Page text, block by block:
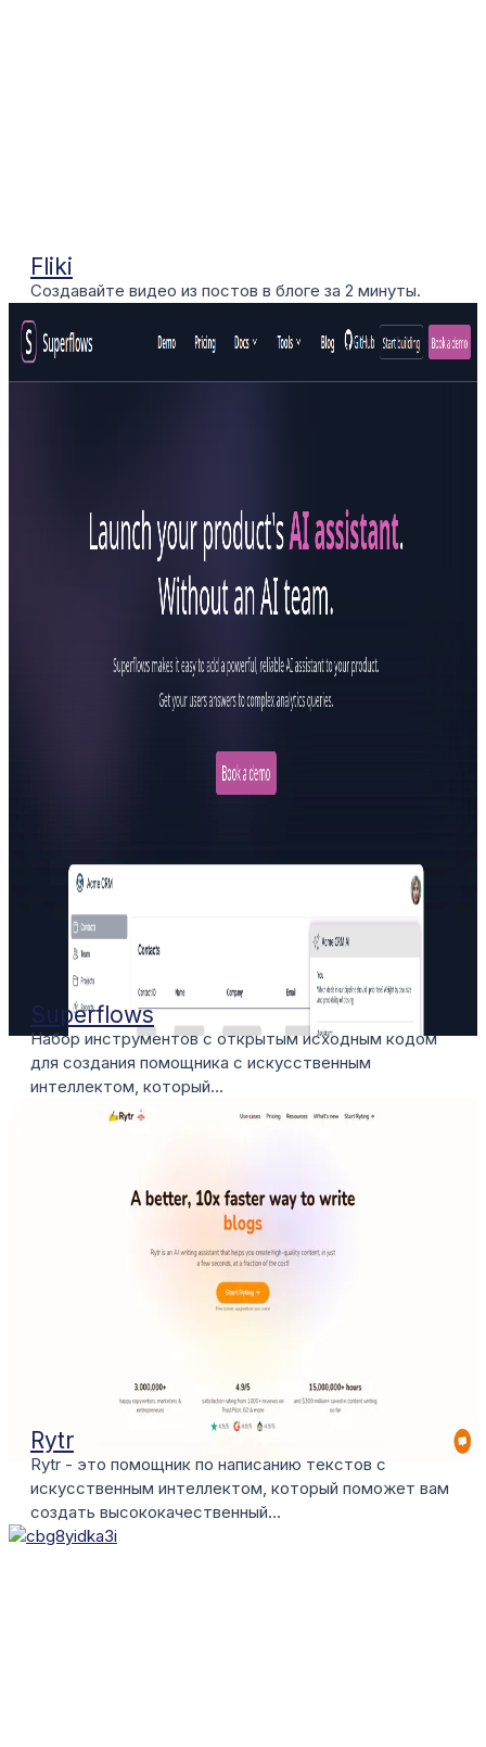
Fliki
Создавайте видео из постов в блоге за 2 минуты.
Superflows
Набор инструментов с открытым исходным кодом
для создания помощника с искусственным
интеллектом, который...
Rytr
Rytr - это помощник по написанию текстов с
искусственным интеллектом, который поможет вам
создать высококачественный...